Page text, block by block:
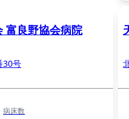
富良野協会病院
30号
病床数